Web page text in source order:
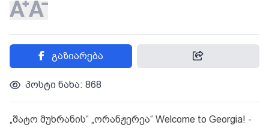
გაზიარება
პოსტი ნახა: 868
„შატო მუხრანის“ „ორანჟერეა“ Welcome to Georgia! -